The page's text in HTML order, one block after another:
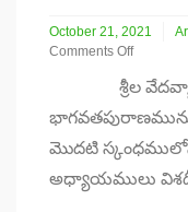
October 21, 2021
Comments Off
భాగవతము
యొక్క
బోధనాతత్వం
శ్రీల
మొదటి స్కంధములోని
అధ్యాయములు